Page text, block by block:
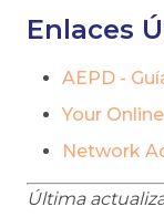
Enlaces
AEPD -
Your
Network
Última